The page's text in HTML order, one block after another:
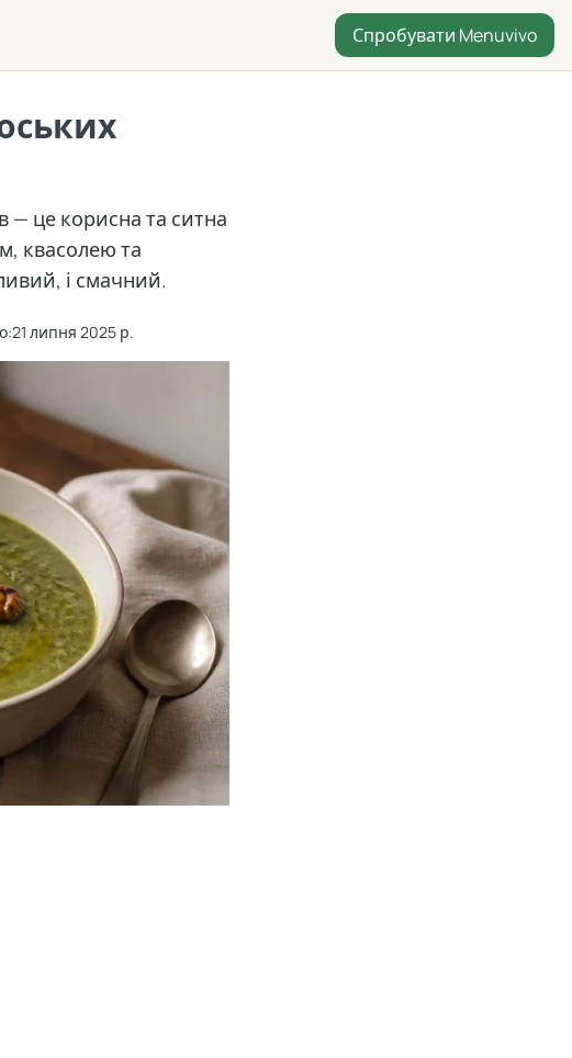
Спробувати Menuvivo
— це корисна та ситна
квасолею та
і смачний.
21 липня 2025 р.
email
посилання